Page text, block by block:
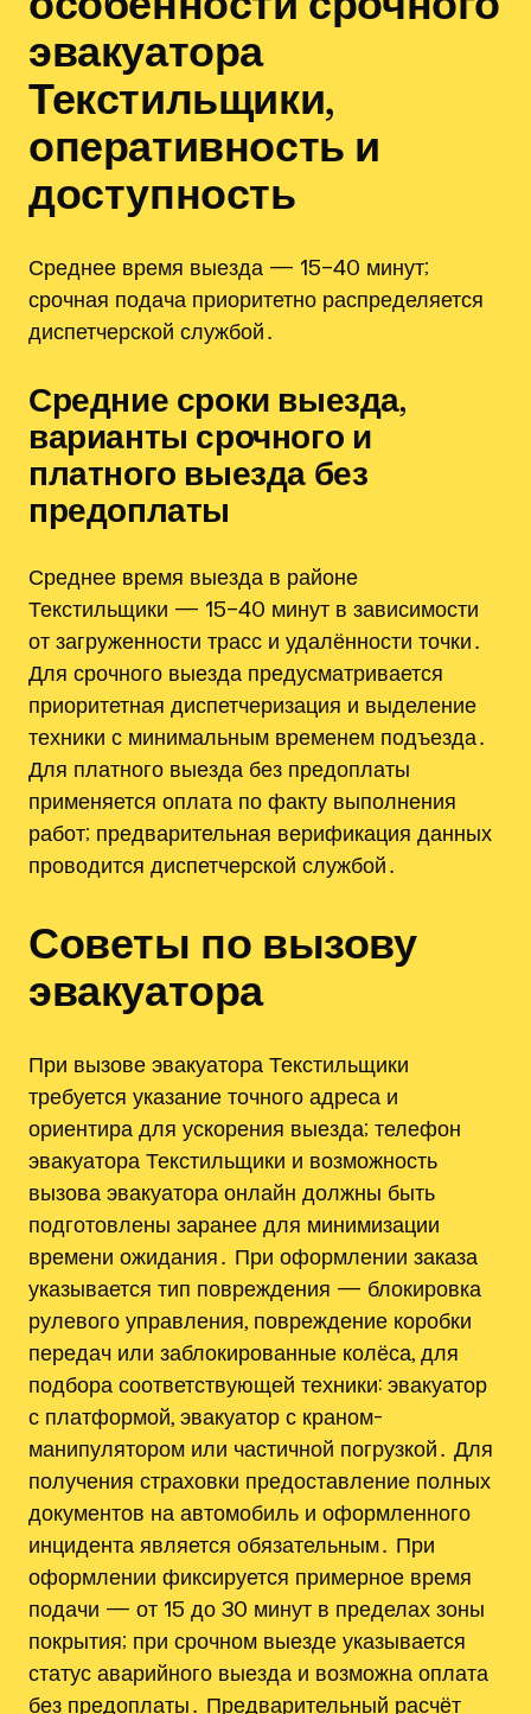
эвакуатора
Текстильщики,
оперативность и
доступность
Среднее время выезда — 15–40 минут;
срочная подача приоритетно распределяется
диспетчерской службой․
Средние сроки выезда,
варианты срочного и
платного выезда без
предоплаты
Среднее время выезда в районе
Текстильщики — 15–40 минут в зависимости
от загруженности трасс и удалённости точки․
Для срочного выезда предусматривается
приоритетная диспетчеризация и выделение
техники с минимальным временем подъезда․
Для платного выезда без предоплаты
применяется оплата по факту выполнения
работ; предварительная верификация данных
проводится диспетчерской службой․
Советы по вызову
эвакуатора
При вызове эвакуатора Текстильщики
требуется указание точного адреса и
ориентира для ускорения выезда; телефон
эвакуатора Текстильщики и возможность
вызова эвакуатора онлайн должны быть
подготовлены заранее для минимизации
времени ожидания․ При оформлении заказа
указывается тип повреждения — блокировка
рулевого управления, повреждение коробки
передач или заблокированные колёса, для
подбора соответствующей техники: эвакуатор
с платформой, эвакуатор с краном-
манипулятором или частичной погрузкой․ Для
получения страховки предоставление полных
документов на автомобиль и оформленного
инцидента является обязательным․ При
оформлении фиксируется примерное время
подачи — от 15 до 30 минут в пределах зоны
покрытия; при срочном выезде указывается
статус аварийного выезда и возможна оплата
без предоплаты․ Предварительный расчёт